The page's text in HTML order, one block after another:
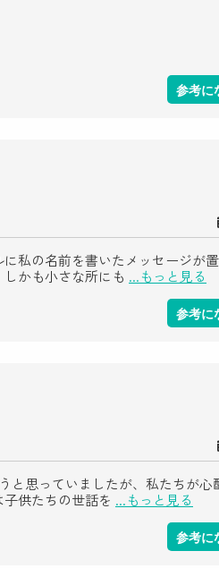
参考に
私の名前を書いたメッセージが
かも小さな所にも ...もっと見る
参考に
と思っていましたが、私たちが心
供たちの世話を ...もっと見る
参考に